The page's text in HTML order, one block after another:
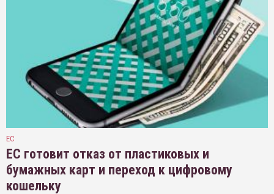
ЕС
ЕС готовит отказ от пластиковых и
бумажных карт и переход к цифровому
кошельку